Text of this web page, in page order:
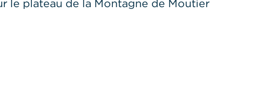
le plateau de la Montagne de Moutier